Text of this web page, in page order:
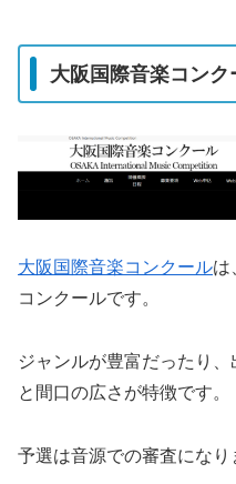
大阪国際音楽コンク
大阪国際音楽コンクールは
コンクールです。
ジャンルが豊富だったり
と間口の広さが特徴です。
予選は音源での審査になり